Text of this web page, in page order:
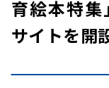
育絵本特
サイトを開